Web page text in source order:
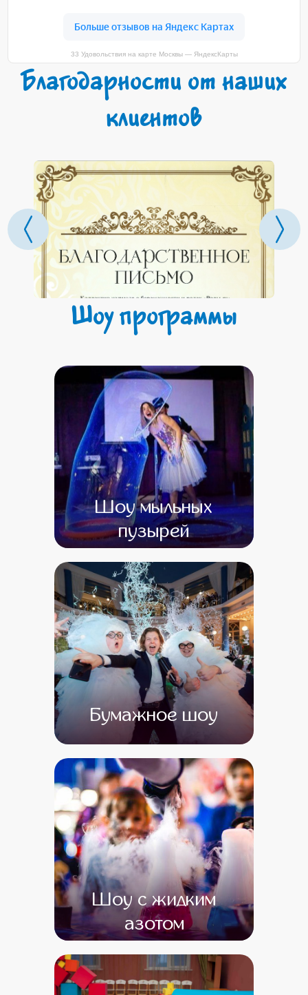
33 Удовольствия на карте Москвы — ЯндексКарты
Благодарности от наших
клиентов
Шоу программы
Шоу мыльных
пузырей
от 0 от 0
Бумажное шоу
от 0 от 0
Шоу с жидким
азотом
от 0 от 0